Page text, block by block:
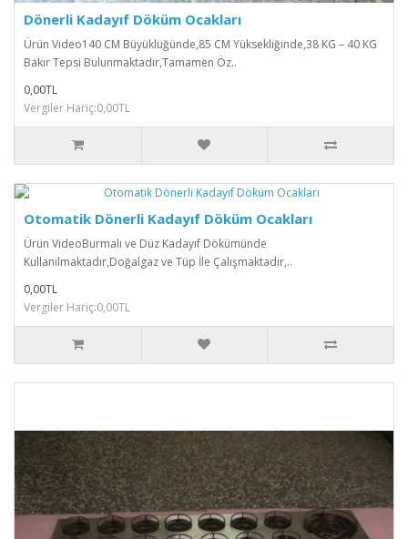
Dönerli Kadayıf Döküm Ocakları
Ürün Video140 CM Büyüklüğünde,85 CM Yüksekliğinde,38 KG – 40 KG
Bakır Tepsi Bulunmaktadır,Tamamen Öz..
0,00TL
Vergiler Hariç:0,00TL
Otomatik Dönerli Kadayıf Döküm Ocakları
Ürün VideoBurmalı ve Düz Kadayıf Dökümünde
Kullanılmaktadır,Doğalgaz ve Tüp İle Çalışmaktadır,..
0,00TL
Vergiler Hariç:0,00TL